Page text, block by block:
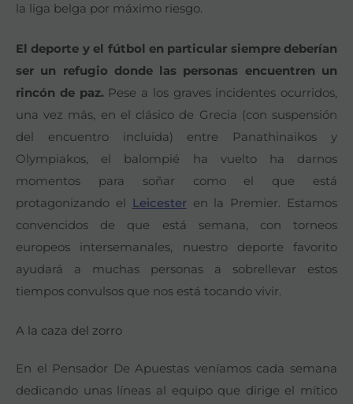
la liga belga por máximo riesgo.
El deporte y el fútbol en particular siempre deberían
ser un refugio donde las personas encuentren un
rincón de paz. Pese a los graves incidentes ocurridos,
una vez más, en el clásico de Grecia (con suspensión
del encuentro incluida) entre Panathinaikos y
Olympiakos, el balompié ha vuelto ha darnos
momentos para soñar como el que está
protagonizando el Leicesteren la Premier. Estamos
convencidos de que está semana, con torneos
europeos intersemanales, nuestro deporte favorito
ayudará a muchas personas a sobrellevar estos
tiempos convulsos que nos está tocando vivir.
A la caza del zorro
En el Pensador De Apuestas veníamos cada semana
dedicando unas líneas al equipo que dirige el mítico